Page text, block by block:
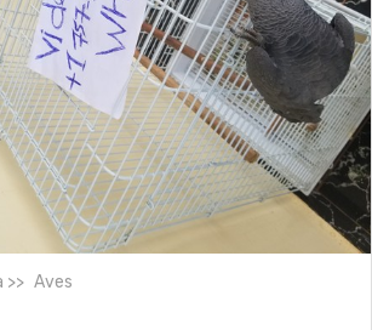
Aves